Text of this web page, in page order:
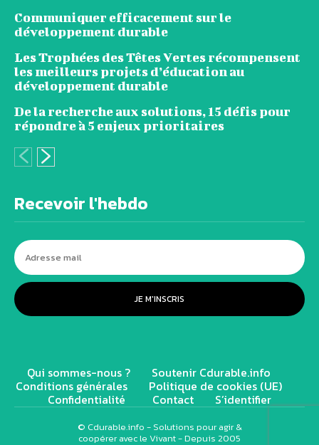
Communiquer efficacement sur le
développement durable
Les Trophées des Têtes Vertes récompensent
les meilleurs projets d’éducation au
développement durable
De la recherche aux solutions, 15 défis pour
répondre à 5 enjeux prioritaires
Recevoir l'hebdo
JE M'INSCRIS
Qui sommes-nous ? Soutenir Cdurable.info
Conditions générales Politique de cookies (UE)
Confidentialité Contact S’identifier
© Cdurable.info - Solutions pour agir &
coopérer avec le Vivant - Depuis 2005